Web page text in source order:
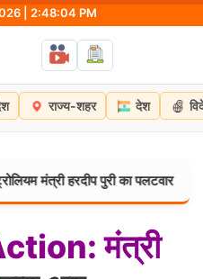
| 2:48:05 PM
राज्य-शहर देश
पुरी का पलटवार बिहार:
मंत्री